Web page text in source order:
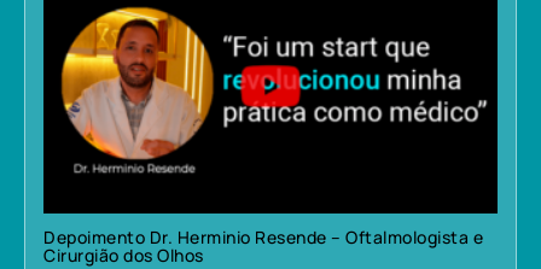
Depoimento Dr. Herminio Resende – Oftalmologista e
Cirurgião dos Olhos